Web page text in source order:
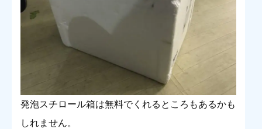
発泡スチロール箱は無料でくれるところもあるかも
しれません。